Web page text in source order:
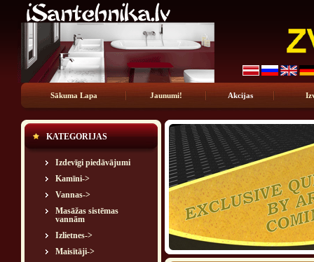
Sākuma Lapa Jaunumi! Akcijas
KATEGORIJAS
Izdevīgi piedāvājumi
Kamīni->
Vannas->
Masāžas sistēmas
vannām
Izlietnes->
Maisītāji->